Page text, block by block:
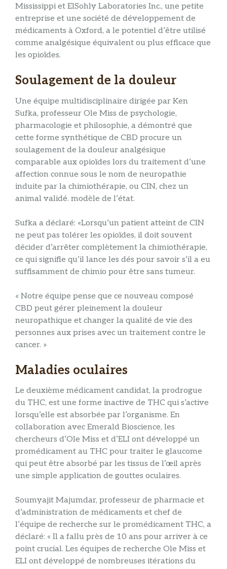
Mississippi et ElSohly Laboratories Inc., une petite
entreprise et une société de développement de
médicaments à Oxford, a le potentiel d’être utilisé
comme analgésique équivalent ou plus efficace que
les opioïdes.
Soulagement de la douleur
Une équipe multidisciplinaire dirigée par Ken
Sufka, professeur Ole Miss de psychologie,
pharmacologie et philosophie, a démontré que
cette forme synthétique de CBD procure un
soulagement de la douleur analgésique
comparable aux opioïdes lors du traitement d’une
affection connue sous le nom de neuropathie
induite par la chimiothérapie, ou CIN, chez un
animal validé. modèle de l’état.
Sufka a déclaré: «Lorsqu’un patient atteint de CIN
ne peut pas tolérer les opioïdes, il doit souvent
décider d’arrêter complètement la chimiothérapie,
ce qui signifie qu’il lance les dés pour savoir s’il a eu
suffisamment de chimio pour être sans tumeur.
« Notre équipe pense que ce nouveau composé
CBD peut gérer pleinement la douleur
neuropathique et changer la qualité de vie des
personnes aux prises avec un traitement contre le
cancer. »
Maladies oculaires
Le deuxième médicament candidat, la prodrogue
du THC, est une forme inactive de THC qui s’active
lorsqu’elle est absorbée par l’organisme. En
collaboration avec Emerald Bioscience, les
chercheurs d’Ole Miss et d’ELI ont développé un
promédicament au THC pour traiter le glaucome
qui peut être absorbé par les tissus de l’œil après
une simple application de gouttes oculaires.
Soumyajit Majumdar, professeur de pharmacie et
d’administration de médicaments et chef de
l’équipe de recherche sur le promédicament THC, a
déclaré: « Il a fallu près de 10 ans pour arriver à ce
point crucial. Les équipes de recherche Ole Miss et
ELI ont développé de nombreuses itérations du